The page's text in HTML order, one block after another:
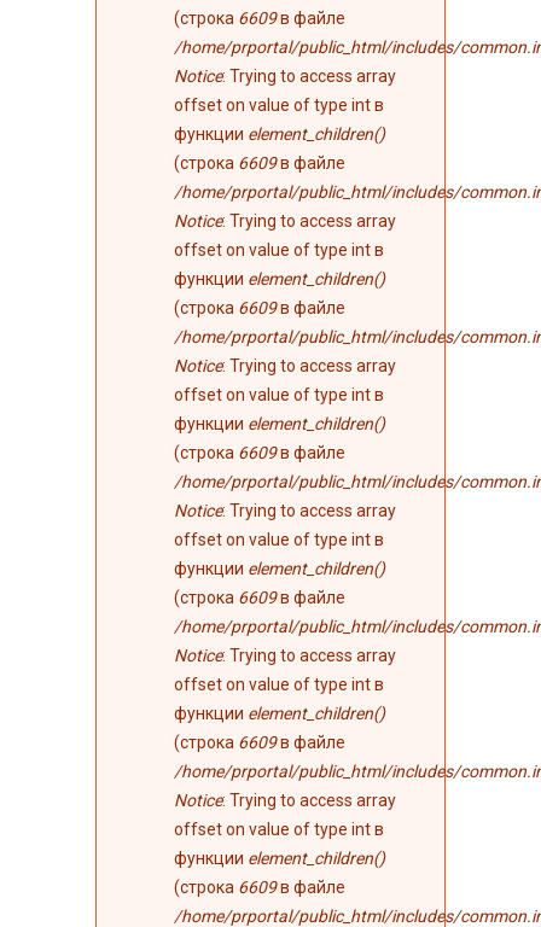
(строка 6609в файле
/home/prportal/public_html/includes/
Notice: Trying to access array
offset on value of type int в
функции element_children()
(строка 6609в файле
/home/prportal/public_html/includes/
Notice: Trying to access array
offset on value of type int в
функции element_children()
(строка 6609в файле
/home/prportal/public_html/includes/
Notice: Trying to access array
offset on value of type int в
функции element_children()
(строка 6609в файле
/home/prportal/public_html/includes/
Notice: Trying to access array
offset on value of type int в
функции element_children()
(строка 6609в файле
/home/prportal/public_html/includes/
Notice: Trying to access array
offset on value of type int в
функции element_children()
(строка 6609в файле
/home/prportal/public_html/includes/
Notice: Trying to access array
offset on value of type int в
функции element_children()
(строка 6609в файле
/home/prportal/public_html/includes/